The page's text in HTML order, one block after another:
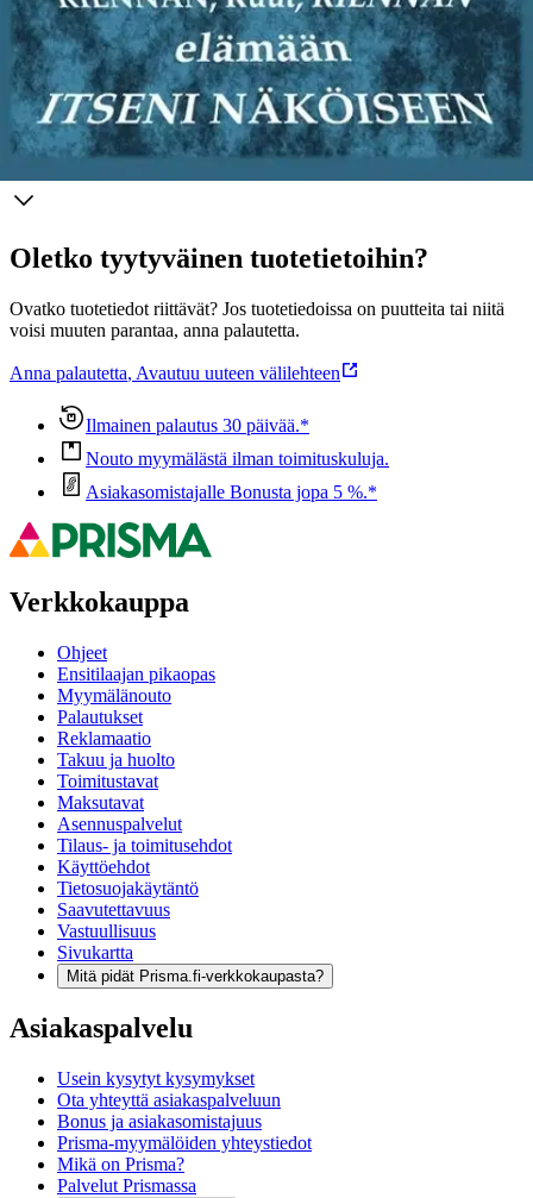
läheisriippuvuudesta kärsivää perheenjäsentä.
Näytä lisää tuotekuvausta
Ominaisuudet
Oletko tyytyväinen tuotetietoihin?
Ovatko tuotetiedot riittävät? Jos tuotetiedoissa on puutteita tai niitä
voisi muuten parantaa, anna palautetta.
Anna palautetta, Avautuu uuteen välilehteen
Ilmainen palautus 30 päivää.*
Nouto myymälästä ilman toimituskuluja.
Asiakasomistajalle Bonusta jopa 5 %.*
Verkkokauppa
Ohjeet
Ensitilaajan pikaopas
Myymälänouto
Palautukset
Reklamaatio
Takuu ja huolto
Toimitustavat
Maksutavat
Asennuspalvelut
Tilaus- ja toimitusehdot
Käyttöehdot
Tietosuojakäytäntö
Saavutettavuus
Vastuullisuus
Sivukartta
Mitä pidät Prisma.fi-verkkokaupasta?
Asiakaspalvelu
Usein kysytyt kysymykset
Ota yhteyttä asiakaspalveluun
Bonus ja asiakasomistajuus
Prisma-myymälöiden yhteystiedot
Mikä on Prisma?
Palvelut Prismassa